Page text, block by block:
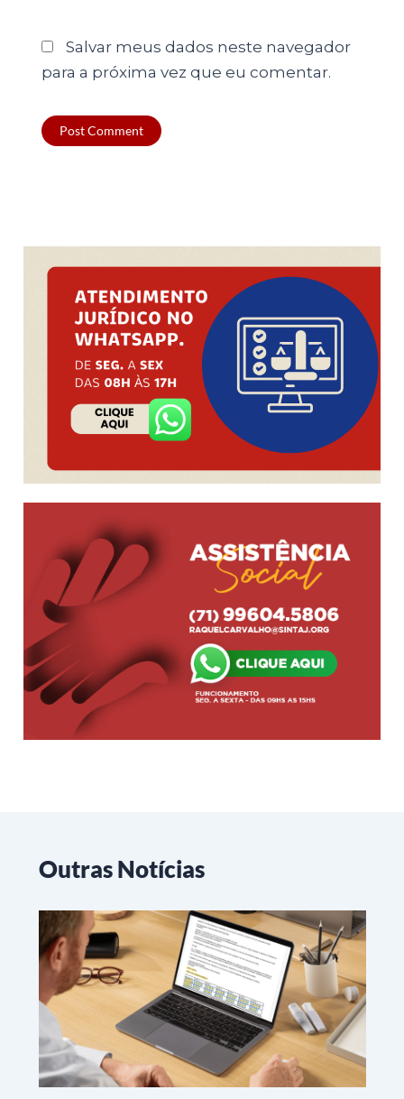
Salvar meus dados neste navegador
para a próxima vez que eu comentar.
Outras Notícias